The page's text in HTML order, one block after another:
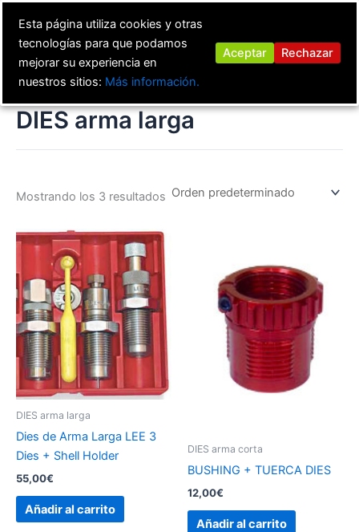
contenido
DIES arma larga
Mostrando los 3 resultados
DIES arma larga
Dies de Arma Larga LEE 3
Dies + Shell Holder
55,00€
Añadir al carrito
DIES arma corta
BUSHING + TUERCA DIES
12,00€
Añadir al carrito
Esta página utiliza cookies y otras
tecnologías para que podamos
mejorar su experiencia en
nuestros sitios: Más información.
Aceptar Rechazar